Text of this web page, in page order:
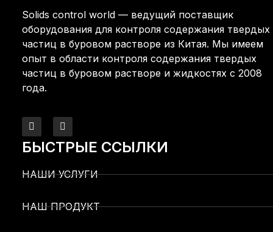
Solids control world — ведущий поставщик
оборудования для контроля содержания твердых
частиц в буровом растворе из Китая. Мы имеем
опыт в области контроля содержания твердых
частиц в буровом растворе и жидкостях с 2008
года.
БЫСТРЫЕ ССЫЛКИ
НАШИ УСЛУГИ
НАШ ПРОДУКТ